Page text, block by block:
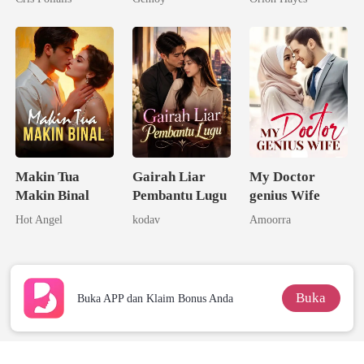
Menjadi
Miliarder
Makin Tua
Makin Binal
Hot Angel
Gairah Liar
Pembantu Lugu
kodav
My Doctor
genius Wife
Amoorra
Buka APP dan Klaim Bonus Anda Buka